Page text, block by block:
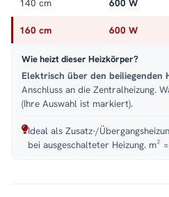
140 cm 600 W
160 cm 600 W
Wie heizt dieser Heizkörper?
Elektrisch über den beiliegenden
Anschluss an die Zentralheizung.
(Ihre Auswahl ist markiert).
Ideal als Zusatz-/
bei ausgeschalteter Heizung. m²